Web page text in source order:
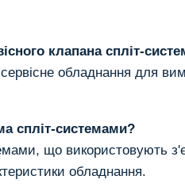
клапана спліт-
обладнання для
спліт-системами?
що використовують
обладнання.